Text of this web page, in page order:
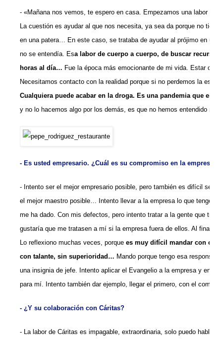
- «Mañana nos vemos, te espero en casa. Empezamos una labor de
La cuestión es ayudar al que nos necesita, ya sea da porque no
en una patera… En este caso, se trataba de ayudar al prójimo en
no se entendía. Esa labor de cuerpo a cuerpo, de buscar
horas al día… Fue la época más emocionante de mi vida. Estar
Necesitamos contacto con la realidad porque si no perdemos la
Cualquiera puede acabar en la droga. Es una pandemia que está
y no lo hacemos algo por los demás, es que no hemos entendido
- Es usted empresario. ¿Cuál es su compromiso en la empresa
- Intento ser el mejor empresario posible, pero también es difícil ser
el mejor maestro posible… Intento llevar a la empresa lo que tengo
me ha dado. Con mis defectos, pero intento tratar a la gente que
gustaría que me tratasen a mí si la empresa fuera de ellos. Al final,
Lo reflexiono muchas veces, porque es muy difícil mandar con
con talante, sin superioridad… Mando porque tengo esa
una insignia de jefe. Intento aplicar el Evangelio a la empresa y en el
para mí. Intento también dar ejemplo, llegar el primero, con el
- ¿Y su colaboración con Cáritas?
- La labor de Cáritas es impagable, extraordinaria, solo puedo hablar